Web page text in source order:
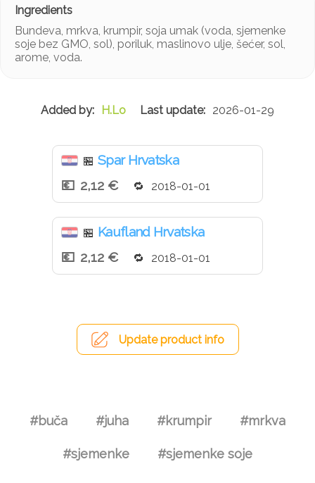
Bundeva, mrkva, krumpir, soja umak (voda, sjemenke
soje bez GMO, sol), poriluk, maslinovo ulje, šećer, sol,
arome, voda.
H.Lo 2026-01-29
🏪 Spar Hrvatska
2,12 €
2018-01-01
🏪 Kaufland Hrvatska
2,12 €
2018-01-01
Update product info
#buča #juha #krumpir #mrkva
#sjemenke #sjemenke soje